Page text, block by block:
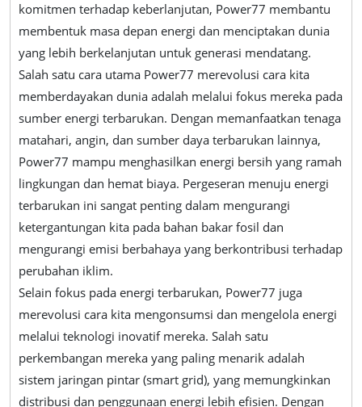
komitmen terhadap keberlanjutan, Power77 membantu
membentuk masa depan energi dan menciptakan dunia
yang lebih berkelanjutan untuk generasi mendatang.
Salah satu cara utama Power77 merevolusi cara kita
memberdayakan dunia adalah melalui fokus mereka pada
sumber energi terbarukan. Dengan memanfaatkan tenaga
matahari, angin, dan sumber daya terbarukan lainnya,
Power77 mampu menghasilkan energi bersih yang ramah
lingkungan dan hemat biaya. Pergeseran menuju energi
terbarukan ini sangat penting dalam mengurangi
ketergantungan kita pada bahan bakar fosil dan
mengurangi emisi berbahaya yang berkontribusi terhadap
perubahan iklim.
Selain fokus pada energi terbarukan, Power77 juga
merevolusi cara kita mengonsumsi dan mengelola energi
melalui teknologi inovatif mereka. Salah satu
perkembangan mereka yang paling menarik adalah
sistem jaringan pintar (smart grid), yang memungkinkan
distribusi dan penggunaan energi lebih efisien. Dengan